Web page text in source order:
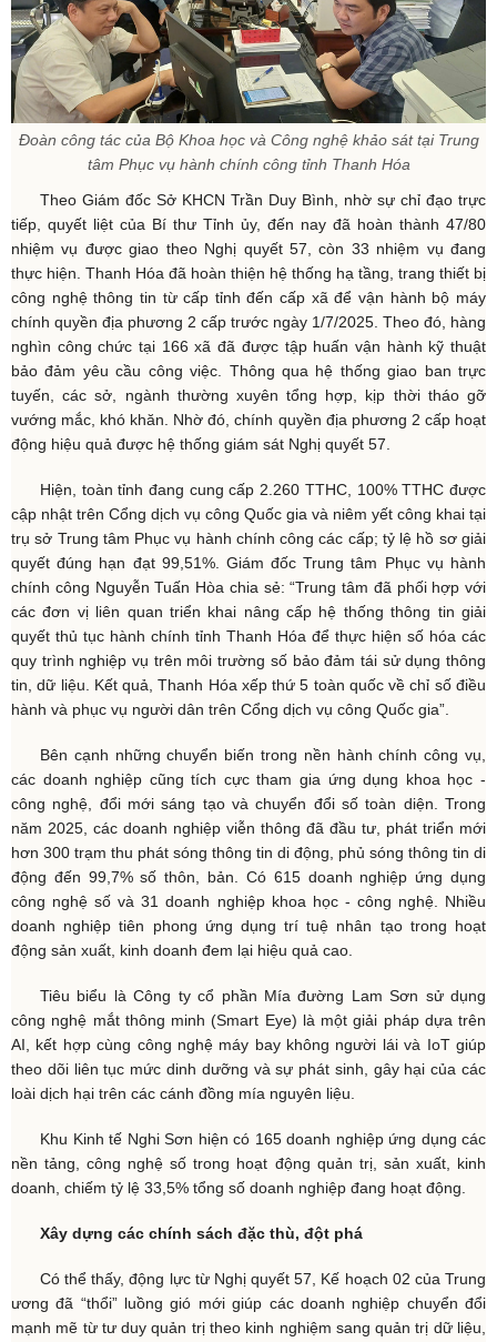
Đoàn công tác của Bộ Khoa học và Công nghệ khảo sát tại Trung
tâm Phục vụ hành chính công tỉnh Thanh Hóa
Theo Giám đốc Sở KHCN Trần Duy Bình, nhờ sự chỉ đạo trực
tiếp, quyết liệt của Bí thư Tỉnh ủy, đến nay đã hoàn thành 47/80
nhiệm vụ được giao theo Nghị quyết 57, còn 33 nhiệm vụ đang
thực hiện. Thanh Hóa đã hoàn thiện hệ thống hạ tầng, trang thiết bị
công nghệ thông tin từ cấp tỉnh đến cấp xã để vận hành bộ máy
chính quyền địa phương 2 cấp trước ngày 1/7/2025. Theo đó, hàng
nghìn công chức tại 166 xã đã được tập huấn vận hành kỹ thuật
bảo đảm yêu cầu công việc. Thông qua hệ thống giao ban trực
tuyến, các sở, ngành thường xuyên tổng hợp, kịp thời tháo gỡ
vướng mắc, khó khăn. Nhờ đó, chính quyền địa phương 2 cấp hoạt
động hiệu quả được hệ thống giám sát Nghị quyết 57.
Hiện, toàn tỉnh đang cung cấp 2.260 TTHC, 100% TTHC được
cập nhật trên Cổng dịch vụ công Quốc gia và niêm yết công khai tại
trụ sở Trung tâm Phục vụ hành chính công các cấp; tỷ lệ hồ sơ giải
quyết đúng hạn đạt 99,51%. Giám đốc Trung tâm Phục vụ hành
chính công Nguyễn Tuấn Hòa chia sẻ: “Trung tâm đã phối hợp với
các đơn vị liên quan triển khai nâng cấp hệ thống thông tin giải
quyết thủ tục hành chính tỉnh Thanh Hóa để thực hiện số hóa các
quy trình nghiệp vụ trên môi trường số bảo đảm tái sử dụng thông
tin, dữ liệu. Kết quả, Thanh Hóa xếp thứ 5 toàn quốc về chỉ số điều
hành và phục vụ người dân trên Cổng dịch vụ công Quốc gia”.
Bên cạnh những chuyển biến trong nền hành chính công vụ,
các doanh nghiệp cũng tích cực tham gia ứng dụng khoa học -
công nghệ, đổi mới sáng tạo và chuyển đổi số toàn diện. Trong
năm 2025, các doanh nghiệp viễn thông đã đầu tư, phát triển mới
hơn 300 trạm thu phát sóng thông tin di động, phủ sóng thông tin di
động đến 99,7% số thôn, bản. Có 615 doanh nghiệp ứng dụng
công nghệ số và 31 doanh nghiệp khoa học - công nghệ. Nhiều
doanh nghiệp tiên phong ứng dụng trí tuệ nhân tạo trong hoạt
động sản xuất, kinh doanh đem lại hiệu quả cao.
Tiêu biểu là Công ty cổ phần Mía đường Lam Sơn sử dụng
công nghệ mắt thông minh (Smart Eye) là một giải pháp dựa trên
AI, kết hợp cùng công nghệ máy bay không người lái và IoT giúp
theo dõi liên tục mức dinh dưỡng và sự phát sinh, gây hại của các
loài dịch hại trên các cánh đồng mía nguyên liệu.
Khu Kinh tế Nghi Sơn hiện có 165 doanh nghiệp ứng dụng các
nền tảng, công nghệ số trong hoạt động quản trị, sản xuất, kinh
doanh, chiếm tỷ lệ 33,5% tổng số doanh nghiệp đang hoạt động.
Xây dựng các chính sách đặc thù, đột phá
Có thể thấy, động lực từ Nghị quyết 57, Kế hoạch 02 của Trung
ương đã “thổi” luồng gió mới giúp các doanh nghiệp chuyển đổi
mạnh mẽ từ tư duy quản trị theo kinh nghiệm sang quản trị dữ liệu,